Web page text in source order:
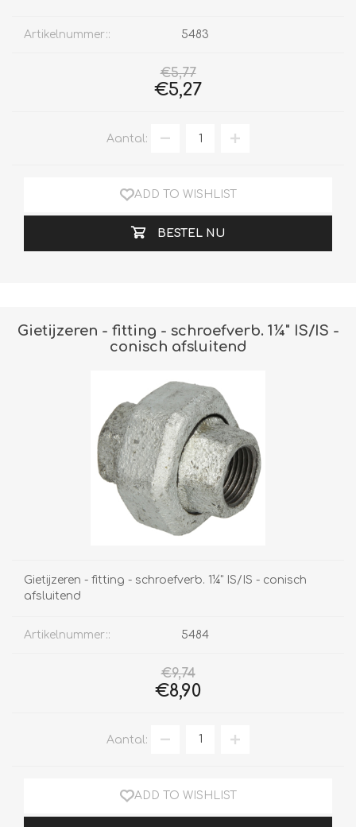
Artikelnummer:: 5483
€5,77
€5,27
Aantal:
ADD TO WISHLIST
BESTEL NU
Gietijzeren - fitting - schroefverb. 1¼" IS/IS -
conisch afsluitend
Gietijzeren - fitting - schroefverb. 1¼" IS/IS - conisch
afsluitend
Artikelnummer:: 5484
€9,74
€8,90
Aantal:
ADD TO WISHLIST